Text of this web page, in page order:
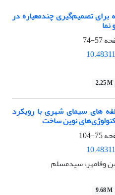
برای تصمیم‌گیری چندمعیاره در
57-74
2.25 M
های سیمای شهری با رویکرد
نوین ساخت
75-104
وفامهر، سیدمسلم
9.68 M